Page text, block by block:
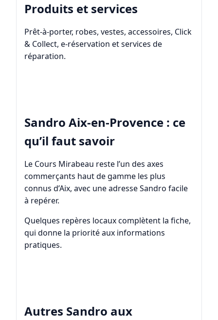
Produits et services
Prêt-à-porter, robes, vestes, accessoires, Click
& Collect, e-réservation et services de
réparation.
Sandro Aix-en-Provence : ce
qu’il faut savoir
Le Cours Mirabeau reste l’un des axes
commerçants haut de gamme les plus
connus d’Aix, avec une adresse Sandro facile
à repérer.
Quelques repères locaux complètent la fiche,
qui donne la priorité aux informations
pratiques.
Autres Sandro aux